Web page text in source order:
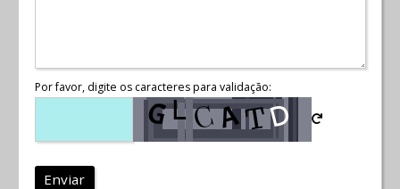
Por favor, digite os caracteres para validação:
Enviar